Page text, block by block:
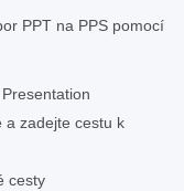
PPT na PPS pomocí
a zadejte cestu k
cesty